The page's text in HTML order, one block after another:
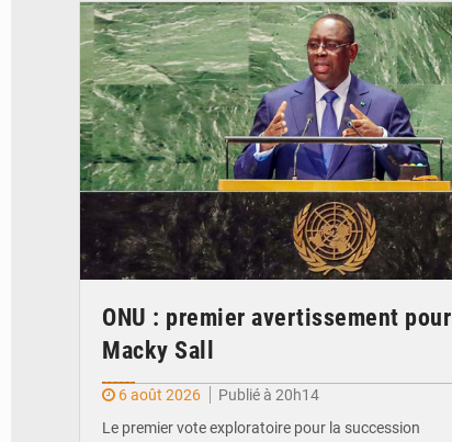
© DAOU
ONU : premier avertissement pour
Macky Sall
6 août 2026
Publié à 20h14
Le premier vote exploratoire pour la succession